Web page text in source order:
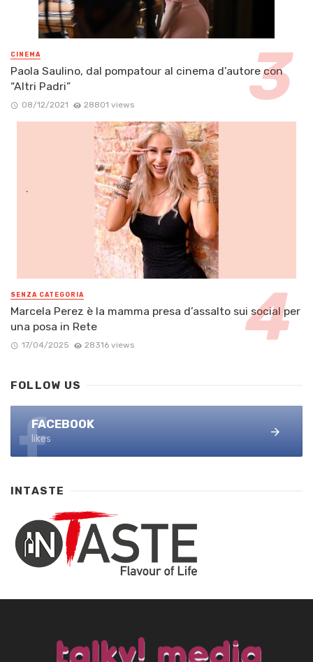
CINEMA
Paola Saulino, dal pompatour al cinema d’autore con
“Altri Padri”
08/12/2021 28801 views
SENZA CATEGORIA
Marcela Perez è la mamma presa d’assalto sui social per
una posa in Rete
17/04/2025 28316 views
FOLLOW US
FACEBOOK
likes
INTASTE